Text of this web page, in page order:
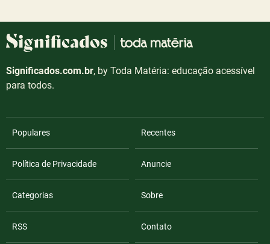
Significados.com.br, by Toda Matéria: educação acessível
para todos.
Populares Recentes
Política de Privacidade Anuncie
Categorias Sobre
RSS Contato